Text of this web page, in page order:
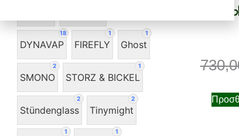
18
DYNAVAP
1
FIREFLY
1
Ghost
2
SMONO
1
STORZ & BICKEL
2
Stündenglass
2
Tinymight
1 1
Modül